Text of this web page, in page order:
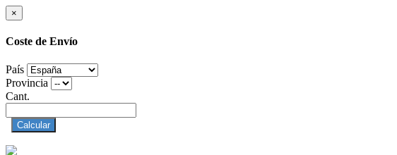
×
Coste de Envío
País
Provincia
Cant.
Calcular